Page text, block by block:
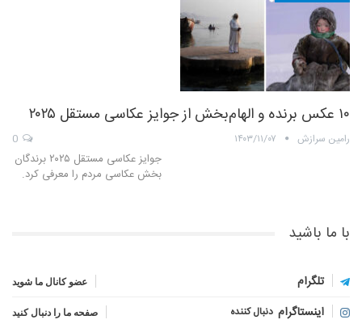
۱۰ عکس برنده و الهام‌بخش از جوایز عکاسی مستقل ۲۰۲۵
رامین سرازش ۱۴۰۳/۱۱/۰۷
جوایز عکاسی مستقل ۲۰۲۵ برندگان
بخش عکاسی مردم را معرفی کرد.
با ما باشید
تلگرام عضو کانال ما شوید
اینستاگرام دنبال کننده صفحه ما را دنبال کنید